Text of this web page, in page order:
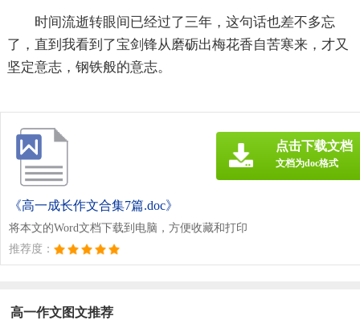
时间流逝转眼间已经过了三年，这句话也差不多忘
了，直到我看到了宝剑锋从磨砺出梅花香自苦寒来，才又
坚定意志，钢铁般的意志。
《高一成长作文合集7篇.doc》
将本文的Word文档下载到电脑，方便收藏和打印
推荐度：
点击下载文档
文档为doc格式
高一作文图文推荐